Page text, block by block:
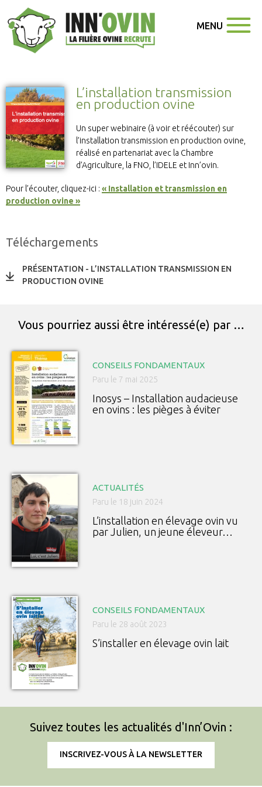
MENU
L’installation transmission
en production ovine
Un super webinaire (à voir et réécouter) sur
l’installation transmission en production ovine,
réalisé en partenariat avec la Chambre
d’Agriculture, la FNO, l’IDELE et Inn’ovin.
Pour l’écouter, cliquez-ici : « Installation et transmission en
production ovine »
Téléchargements
PRÉSENTATION - L’INSTALLATION TRANSMISSION EN
PRODUCTION OVINE
Vous pourriez aussi être intéressé(e) par …
CONSEILS FONDAMENTAUX
Paru le 7 mai 2025
Inosys – Installation audacieuse
en ovins : les pièges à éviter
ACTUALITÉS
Paru le 18 juin 2024
L’installation en élevage ovin vu
par Julien, un jeune éleveur…
CONSEILS FONDAMENTAUX
Paru le 28 août 2023
S’installer en élevage ovin lait
Suivez toutes les actualités d'Inn’Ovin :
INSCRIVEZ-VOUS À LA NEWSLETTER